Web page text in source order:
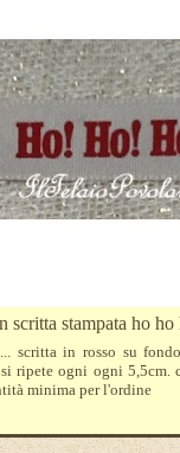
scritta stampata ho ho
scritta in rosso su
ripete ogni ogni 5,5cm.
minima per l'ordine